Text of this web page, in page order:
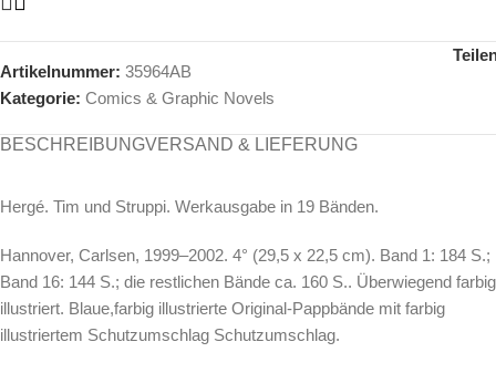
Artikelnummer: 35964AB
Kategorie: Comics & Graphic Novels
BESCHREIBUNGVERSAND & LIEFERUNG
Hergé. Tim und Struppi. Werkausgabe in 19 Bänden.
Hannover, Carlsen, 1999–2002. 4° (29,5 x 22,5 cm). Band 1: 184 S.;
Band 16: 144 S.; die restlichen Bände ca. 160 S.. Überwiegend farbig
illustriert. Blaue,farbig illustrierte Original-Pappbände mit farbig
illustriertem Schutzumschlag Schutzumschlag.